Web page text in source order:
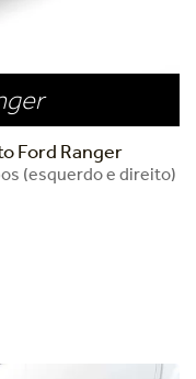
Ford Ranger
(esquerdo e direito)